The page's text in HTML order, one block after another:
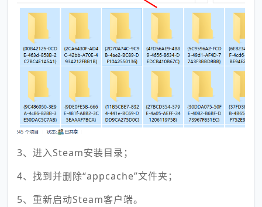
3、进入Steam安装目录；
4、找到并删除“appcache”文件夹；
5、重新启动Steam客户端。